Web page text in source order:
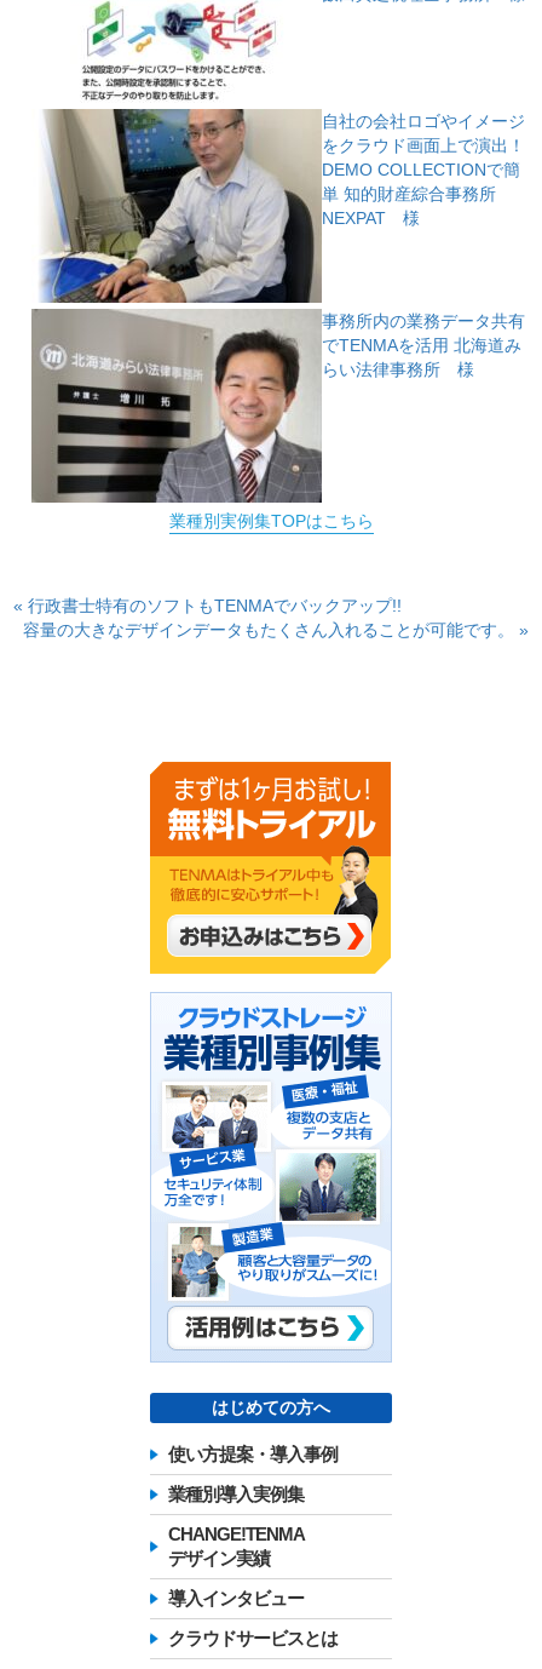
自社の会社ロゴやイメージ
をクラウド画面上で演出！
DEMO COLLECTIONで簡
単知的財産綜合事務所
NEXPAT 様
事務所内の業務データ共有
でTENMAを活用北海道み
らい法律事務所 様
業種別実例集TOPはこちら
« 行政書士特有のソフトもTENMAでバックアップ!!
容量の大きなデザインデータもたくさん入れることが可能です。 »
はじめての方へ
使い方提案・導入事例
業種別導入実例集
CHANGE!TENMA
デザイン実績
導入インタビュー
クラウドサービスとは